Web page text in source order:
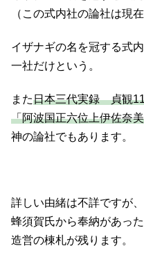
（この式内社の論社は現
イザナギの名を冠する式
一社だけという。
また日本三代実録 貞観
「阿波国正六位上伊佐奈
神の論社でもあります。
詳しい由緒は不詳ですが
蜂須賀氏から奉納があっ
造営の棟札が残ります。